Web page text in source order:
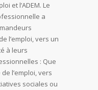
et l’ADEM. Le
a
l’emploi, vers un
à leurs
: Que
l’emploi, vers
sociales ou